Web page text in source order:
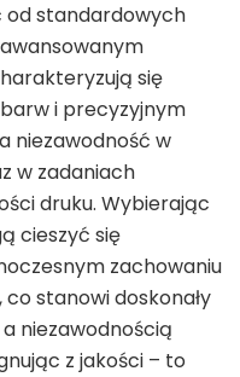
od standardowych
się
i precyzyjnym
niezawodność w
w zadaniach
druku. Wybierając
cieszyć się
zachowaniu
stanowi doskonały
niezawodnością
z jakości – to